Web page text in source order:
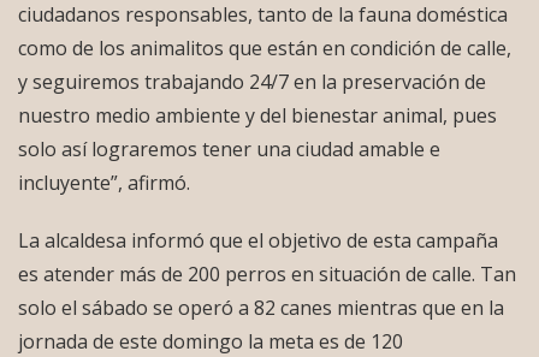
ciudadanos responsables, tanto de la fauna doméstica
como de los animalitos que están en condición de calle,
y seguiremos trabajando 24/7 en la preservación de
nuestro medio ambiente y del bienestar animal, pues
solo así lograremos tener una ciudad amable e
incluyente”, afirmó.
La alcaldesa informó que el objetivo de esta campaña
es atender más de 200 perros en situación de calle. Tan
solo el sábado se operó a 82 canes mientras que en la
jornada de este domingo la meta es de 120